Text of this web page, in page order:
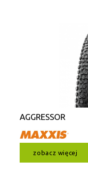
AGGRESSOR
zobacz więcej